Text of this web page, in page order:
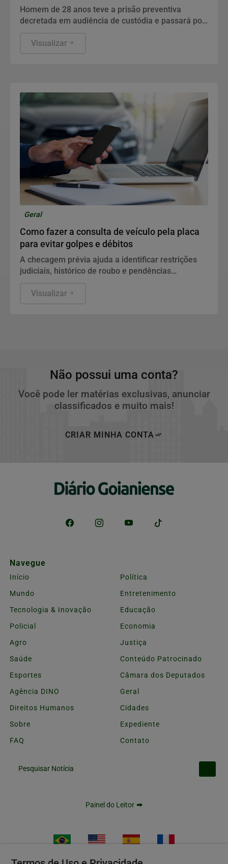
Homem de 28 anos teve a prisão preventiva
decretada em audiência de custódia e passará por
Visualizar
Geral
Como fazer a consulta de veículo pela placa
para evitar golpes e débitos
A checagem prévia ajuda a identificar restrições
judiciais, histórico de roubo e pendências
seminovo.
Visualizar
Não possui uma conta?
Você pode ler matérias exclusivas, anunciar
classificados e muito mais!
CRIAR MINHA CONTA
Navegue
Início
Política
Mundo
Entretenimento
Tecnologia & Inovação
Educação
Policial
Economia
Agro
Justiça
Saúde
Conteúdo Patrocinado
Esportes
Câmara dos Deputados
Agência DINO
Geral
Direitos Humanos
Cidades
Sobre
Expediente
FAQ
Contato
Pesquisar Notícia
Painel do Leitor